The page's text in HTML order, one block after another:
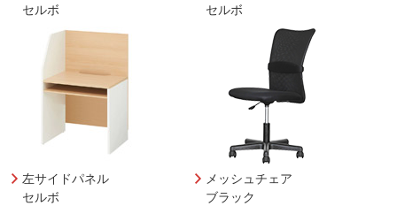
セルボ
セルボ
左サイドパネル
セルボ
メッシュチェア
ブラック